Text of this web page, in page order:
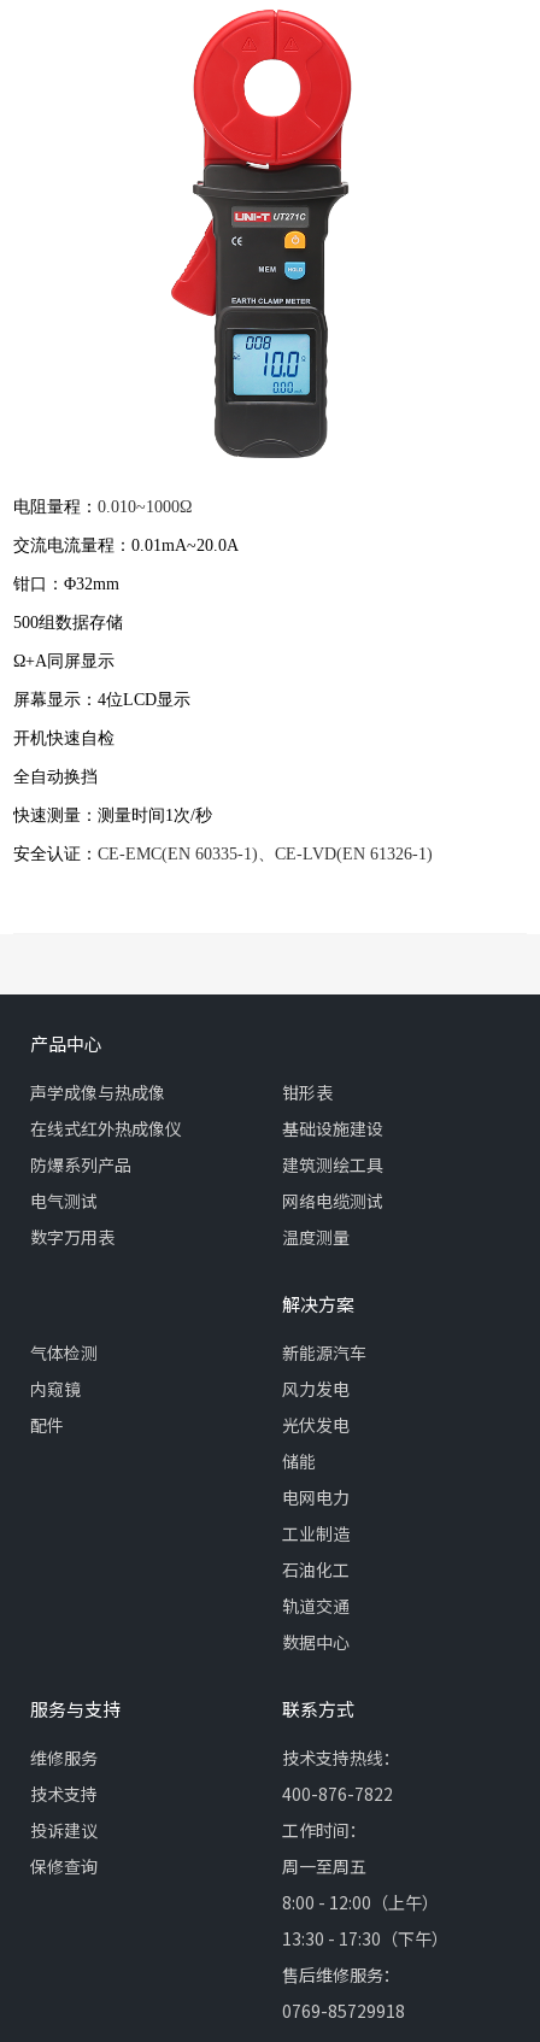
电阻量程：0.010~1000Ω
交流电流量程：0.01mA~20.0A
钳口：Φ32mm
500组数据存储
Ω+A同屏显示
屏幕显示：4位LCD显示
开机快速自检
全自动换挡
快速测量：测量时间1次/秒
安全认证：CE-EMC(EN 60335-1)、CE-LVD(EN 61326-1)
产品中心
声学成像与热成像
在线式红外热成像仪
防爆系列产品
电气测试
数字万用表
钳形表
基础设施建设
建筑测绘工具
网络电缆测试
温度测量
气体检测
内窥镜
配件
解决方案
新能源汽车
风力发电
光伏发电
储能
电网电力
工业制造
石油化工
轨道交通
数据中心
服务与支持
维修服务
技术支持
投诉建议
保修查询
联系方式
技术支持热线：
400-876-7822
工作时间：
周一至周五
8:00 - 12:00（上午）
13:30 - 17:30（下午）
售后维修服务：
0769-85729918